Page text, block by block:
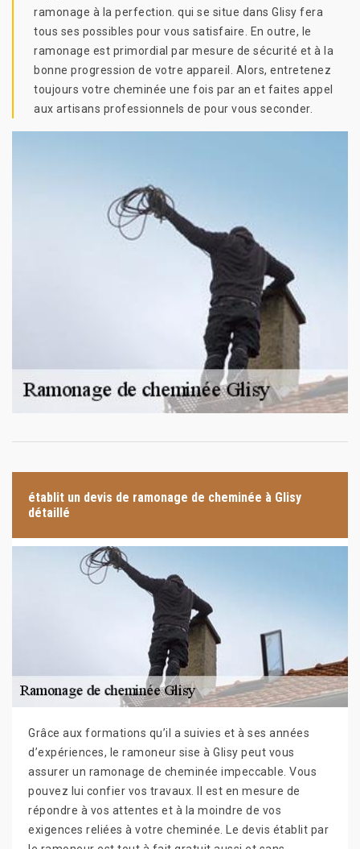
ramonage à la perfection. qui se situe dans Glisy fera
tous ses possibles pour vous satisfaire. En outre, le
ramonage est primordial par mesure de sécurité et à la
bonne progression de votre appareil. Alors, entretenez
toujours votre cheminée une fois par an et faites appel
aux artisans professionnels de pour vous seconder.
établit un devis de ramonage de cheminée à Glisy
détaillé
Grâce aux formations qu’il a suivies et à ses années
d’expériences, le ramoneur sise à Glisy peut vous
assurer un ramonage de cheminée impeccable. Vous
pouvez lui confier vos travaux. Il est en mesure de
répondre à vos attentes et à la moindre de vos
exigences reliées à votre cheminée. Le devis établit par